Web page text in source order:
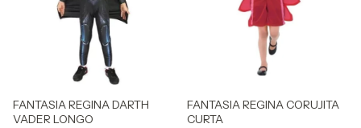
FANTASIA REGINA DARTH
VADER LONGO
FANTASIA REGINA CORUJITA
CURTA